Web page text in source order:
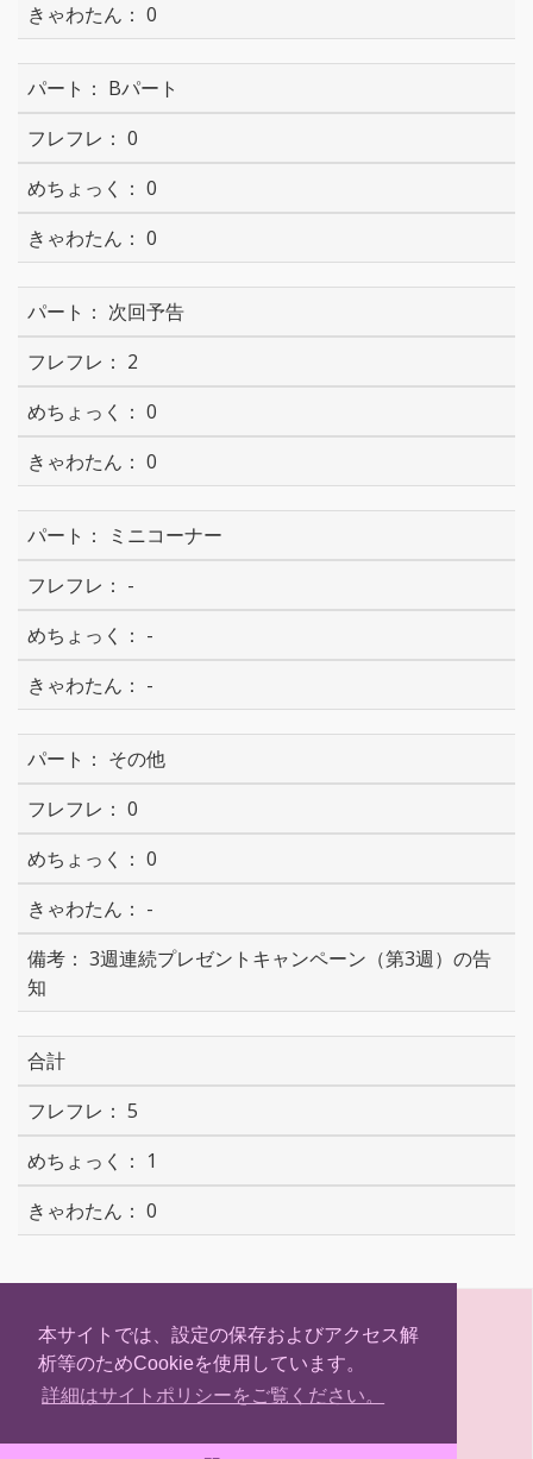
本サイトでは、設定の保存およびアクセス解
析等のためCookieを使用しています。
詳細はサイトポリシーをご覧ください。
0
Bパート
0
0
0
次回予告
2
0
0
ミニコーナー
-
-
-
その他
0
0
-
3週連続プレゼントキャンペーン（第3週）の告
知
合計
5
1
0
h
a
r
e
w
i
t
t
e
a
c
e
b
o
k
a
t
e
n
a
(C) Hokkaidosm